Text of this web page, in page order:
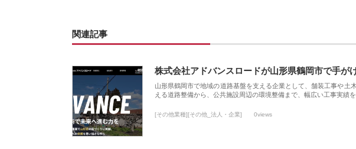
関連記事
株式会社アドバンスロードが山形県鶴岡市で手が
山形県鶴岡市で地域の道路基盤を支える企業として、舗装工事や土
える道路整備から、公共施設周辺の環境整備まで、幅広い工事実績
[その他業種][その他_法人・企業] 0views